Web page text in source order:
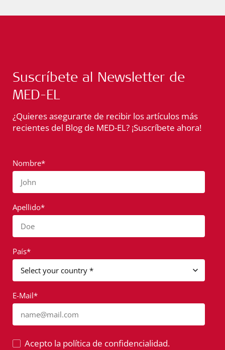
Suscríbete al Newsletter de
MED-EL
¿Quieres asegurarte de recibir los artículos más
recientes del Blog de MED-EL? ¡Suscríbete ahora!
Nombre*
John
Apellido*
Doe
País*
E-Mail*
name@mail.com
Acepto la política de confidencialidad.